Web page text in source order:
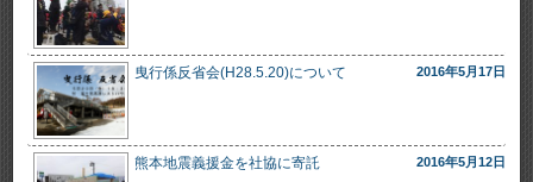
曳行係反省会(H28.5.20)について 2016年5月17日
熊本地震義援金を社協に寄託 2016年5月12日